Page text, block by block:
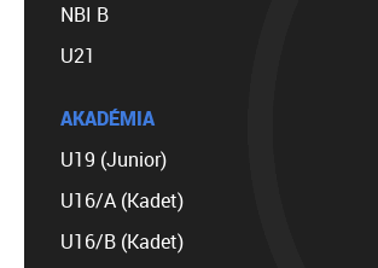
NBI B
U21
AKADÉMIA
U19 (Junior)
U16/A (Kadet)
U16/B (Kadet)